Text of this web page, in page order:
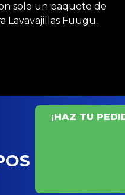
solo un paquete de
Lavavajillas Fuugu.
¡HAZ TU